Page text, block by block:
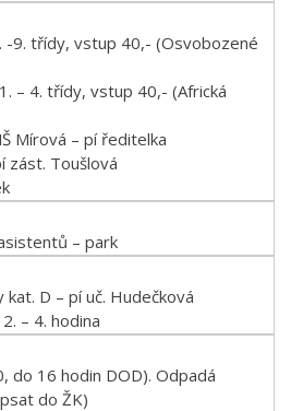
-9. třídy, vstup 40,- (Osvobozené
– 4. třídy, vstup 40,- (Africká
Mírová – pí ředitelka
zást. Toušlová
– park
D – pí uč. Hudečková
– 4. hodina
do 16 hodin DOD). Odpadá
do ŽK)